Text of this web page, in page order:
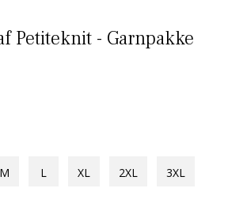
Petiteknit - Garnpakke
M L XL 2XL 3XL